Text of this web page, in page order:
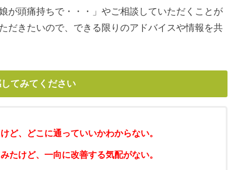
が頭痛持ちで・・・」やご相談していただくことが
だきたいので、できる限りのアドバイスや情報を共
てみてください
ど、どこに通っていいかわからない。
たけど、一向に改善する気配がない。